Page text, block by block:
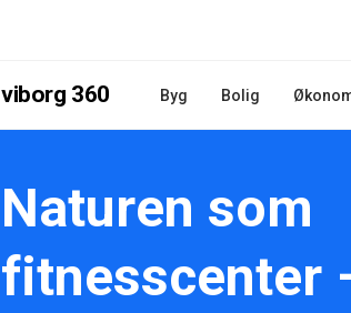
viborg 360 Byg Bolig
Naturen som
fitnesscenter